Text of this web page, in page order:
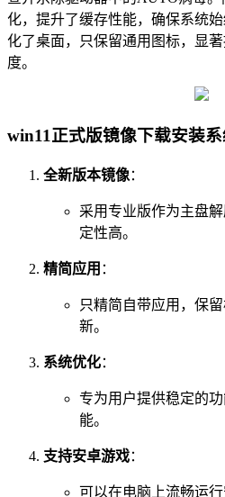
化，提升了缓存性能，确保系统
化了桌面，只保留通用图标，显
度。
win11正式版镜像下载安装
全新版本镜像：
采用专业版作为主盘
定性高。
精简应用 ：
只精简自带应用，保
新。
系统优化：
专为用户提供稳定的
能。
支持安卓游戏：
可以在电脑上流畅运